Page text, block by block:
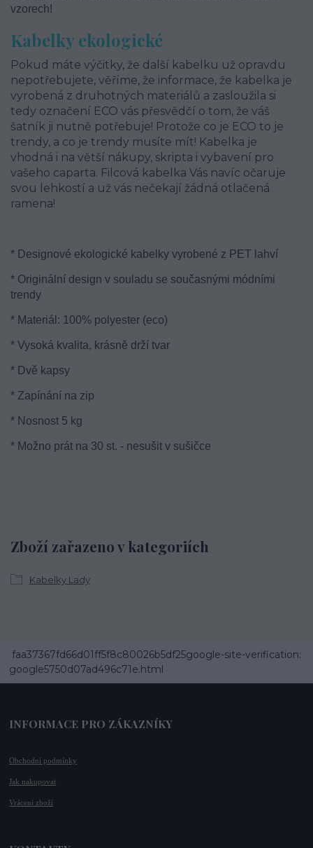
vzorech!
Kabelky ekologické
Pokud máte výčitky, že další kabelku už opravdu
nepotřebujete, věříme, že informace, že kabelka je
vyrobená z druhotných materiálů a zasloužila si
tedy označení ECO vás přesvědčí o tom, že váš
šatník ji nutně potřebuje! Protože co je ECO to je
trendy, a co je trendy musíte mít! Kabelka je
vhodná i na větší nákupy, skripta i vybavení pro
vašeho caparta. Filcová kabelka Vás navíc očaruje
svou lehkostí a už vás nečekají žádná otlačená
ramena!
* Designové ekologické kabelky vyrobené z PET lahví
* Originální design v souladu se současnými módními
trendy
* Materiál: 100% polyester (eco)
* Vysoká kvalita, krásně drží tvar
* Dvě kapsy
* Zapínání na zip
* Nosnost 5 kg
* Možno prát na 30 st. - nesušit v sušičce
Zboží zařazeno v kategoriích
Kabelky Lady
faa37367fd66d01ff5f8c80026b5df25google-site-verification:
google5750d07ad496c71e.html
INFORMACE PRO ZÁKAZNÍKY
Obchodní podmínky
Jak nakupovat
Vrácení zboží